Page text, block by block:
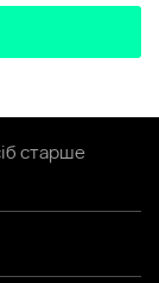
старше